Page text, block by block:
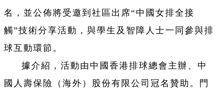
名，並公佈將受邀到社區出席“中國女排全接
觸”技術分享活動，與學生及智障人士一同參與排
球互動環節。
據介紹，活動由中國香港排球總會主辦、中
國人壽保險（海外）股份有限公司冠名贊助。門